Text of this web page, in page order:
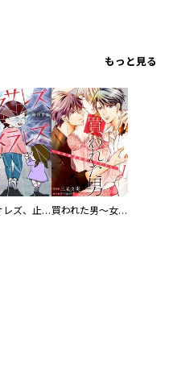
もっと見る
満タサレズ、止メラレズ 買われた男～女性限定快感セラピスト～【描き下ろしおまけ付き特装版】